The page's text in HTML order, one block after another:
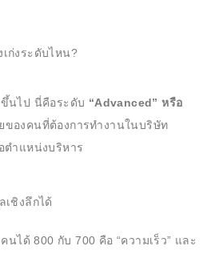
ก่งระดับไหน?
ขึ้นไป นี่คือระดับ “Advanced” หรือ
ของคนที่ต้องการทำงานในบริษัท
ตำแหน่งบริหาร
เชิงลึกได้
ได้ 800 กับ 700 คือ “ความเร็ว” และ